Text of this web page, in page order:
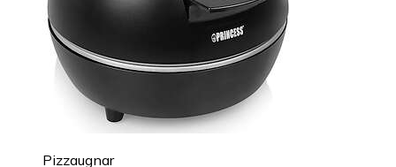
Pizzaugnar